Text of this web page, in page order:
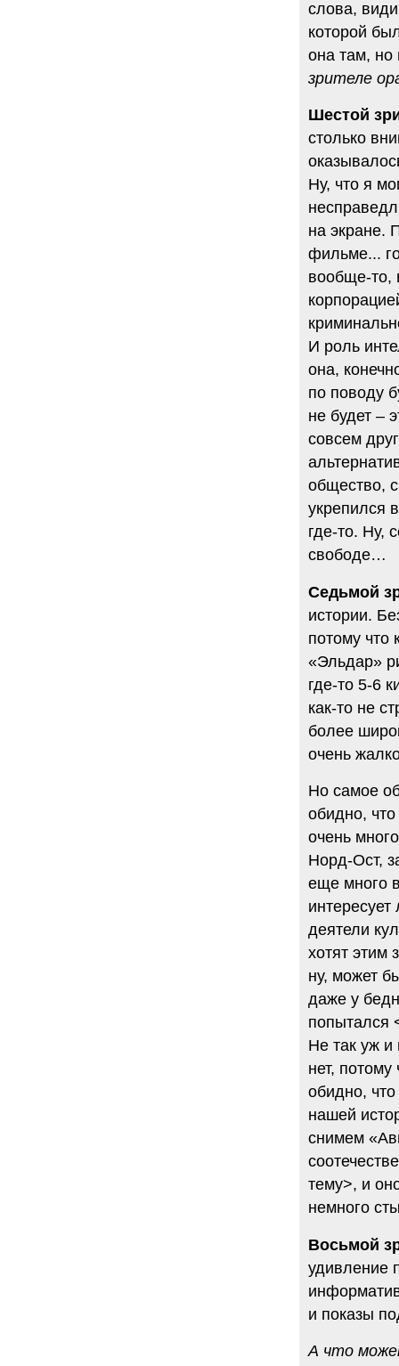
слова,
которой
она там, но
зрителе
Шестой
столько
Ну, что я
на экране.
фильме...
вообще-то,
И роль
она,
по поводу
не будет –
совсем
общество,
укрепился
где-то. Ну,
свободе…
Седьмой
истории.
потому что
«Эльдар»
где-то 5-6
как-то не
более
очень
Но самое
обидно,
очень
Норд-Ост,
еще много
деятели
хотят этим
ну, может
даже у
попытался
Не так уж и
нет,
обидно,
нашей
снимем
тему>, и
немного
Восьмой
удивление
и показы
А что